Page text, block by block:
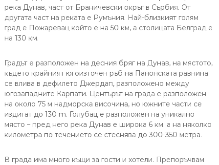
река Дунав, част от Браничевски окръг в Сърбия. От
другата част на реката е Румъния. Най-близкият голям
град е Пожаревац който е на 50 км, а столицата Белград е
на 130 км.
Градът е разположен на десния бряг на Дунав, на мястото,
където крайният югоизточен ръб на Панонската равнина
се влива в дефилето Джердап, разположено между
югозападните Карпати. Центърът на града е разположен
на около 75 м надморска височина, но южните части се
издигат до 130 m. Голубац е разположен на уникално
място – пред него река Дунав е широка 6 км. а на няколко
километра по течението се стеснява до 300-350 метра.
В града има много къщи за гости и хотели. Препоръчвам